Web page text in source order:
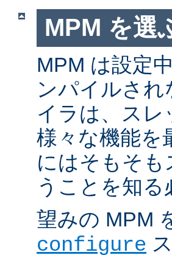
MPM を選
MPM は設定
ンパイルさ
イラは、ス
様々な機能を
にはそもそ
うことを知
望みの MPM
configure